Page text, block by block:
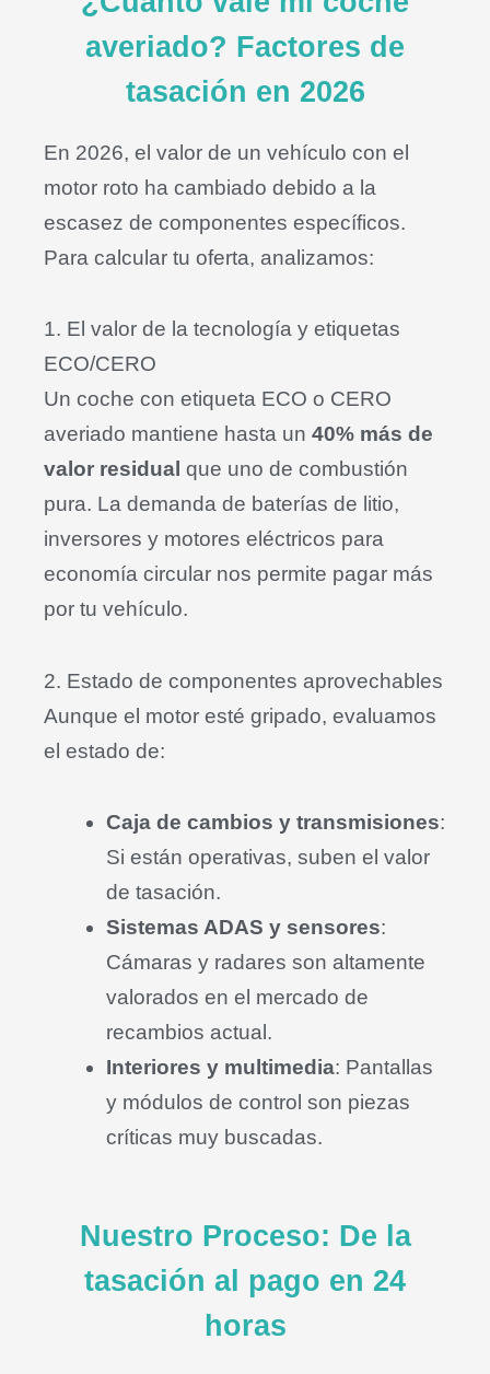
averiado? Factores de
tasación en 2026
En 2026, el valor de un vehículo con el
motor roto ha cambiado debido a la
escasez de componentes específicos.
Para calcular tu oferta, analizamos:
1. El valor de la tecnología y etiquetas
ECO/CERO
Un coche con etiqueta ECO o CERO
averiado mantiene hasta un 40% más de
valor residual que uno de combustión
pura. La demanda de baterías de litio,
inversores y motores eléctricos para
economía circular nos permite pagar más
por tu vehículo.
2. Estado de componentes aprovechables
Aunque el motor esté gripado, evaluamos
el estado de:
Caja de cambios y transmisiones:
Si están operativas, suben el valor
de tasación.
Sistemas ADAS y sensores:
Cámaras y radares son altamente
valorados en el mercado de
recambios actual .
Interiores y multimedia: Pantallas
y módulos de control son piezas
críticas muy buscadas.
Nuestro Proceso: De la
tasación al pago en 24
horas